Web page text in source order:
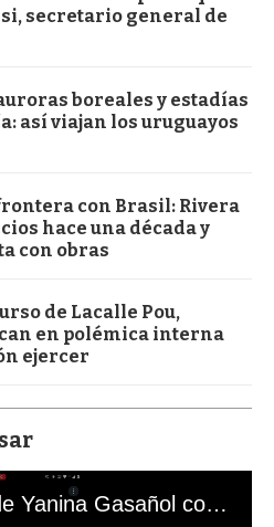
secretario general de
boreales y estadías
así viajan los uruguayos
con Brasil: Rivera
hace una década y
con obras
de Lacalle Pou,
en polémica interna
ejercer
El mal momento de Yanina Gasañol con un hincha argentino en "Subrayado"